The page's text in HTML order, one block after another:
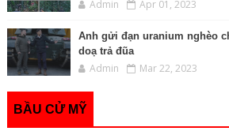
Admin Apr 01, 2023
Anh gửi đạn uranium nghèo
doạ trả đũa
Admin Mar 22, 2023
BẦU CỬ MỸ